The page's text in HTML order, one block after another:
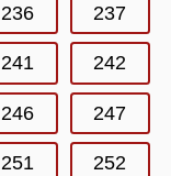
236 237
241 242
246 247
251 252